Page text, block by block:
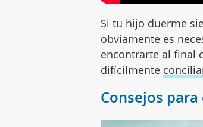
Si tu hijo duerme
obviamente es
encontrarte al final
difícilmente
Consejos